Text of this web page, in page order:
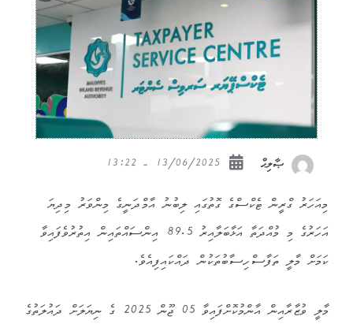
ޞާލިޙް
މިއަހަރު ގްރީން ޓެކްސްގެ ގޮތުގައި ލިބުނު އާމްދަނީގެ މިންވަރު މިދިޔަ
އަހަރުގެ މި މުއްދަތާ އަޅާބަލާއިރު 89.5 އިންސައްތައިން އިތުރުވެފައިވާ
ކަމަށް މާލީ ތަފާސްހިސާބުތަކުން ދައްކައިފިއެވެ.
މާލީ ވުޒާރާއިން އާންމުކޮށްފައިވާ 05 ޖޫން 2025 ގެ ނިޔަލަށް ދައުލަތުގެ